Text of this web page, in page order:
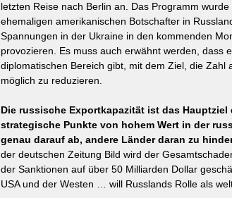
letzten Reise nach Berlin an. Das Programm
ehemaligen amerikanischen Botschafter in
Spannungen in der Ukraine in den kommenden
provozieren. Es muss auch erwähnt werden, dass
diplomatischen Bereich gibt, mit dem Ziel, die
möglich zu reduzieren.
Die russische Exportkapazität ist das
strategische Punkte von hohem Wert in der
genau darauf ab, andere Länder daran zu
der deutschen Zeitung Bild wird der
der Sanktionen auf über 50 Milliarden Dollar
USA und der Westen … will Russlands Rolle als